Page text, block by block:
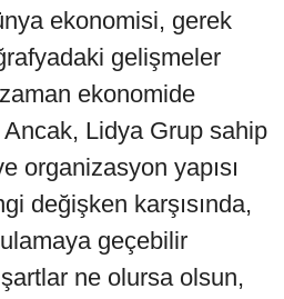
ekonomisi, gerek
gelişmeler
ekonomide
Lidya Grup sahip
organizasyon yapısı
değişken karşısında,
geçebilir
ne olursa olsun,